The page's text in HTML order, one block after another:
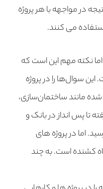
در مواجهه با هر پروژه
می کنند.
نکته مهم این است که
سوال‌ها را در پروژه
مانند ساختمان‌سازی،
تا پس انداز در بانک و
اما در پروژه های
کشنده است. به چند